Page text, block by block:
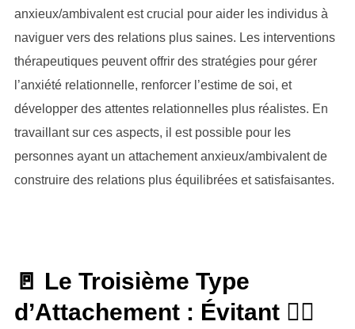
anxieux/ambivalent est crucial pour aider les individus à
naviguer vers des relations plus saines. Les interventions
thérapeutiques peuvent offrir des stratégies pour gérer
l’anxiété relationnelle, renforcer l’estime de soi, et
développer des attentes relationnelles plus réalistes. En
travaillant sur ces aspects, il est possible pour les
personnes ayant un attachement anxieux/ambivalent de
construire des relations plus équilibrées et satisfaisantes.
🚪 Le Troisième Type
d’Attachement : Évitant 🚶‍♂️